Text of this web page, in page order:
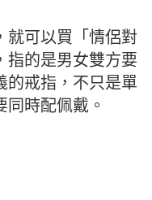
就可以買「情侶對
指的是男女雙方要
的戒指，不只是單
時配佩戴。